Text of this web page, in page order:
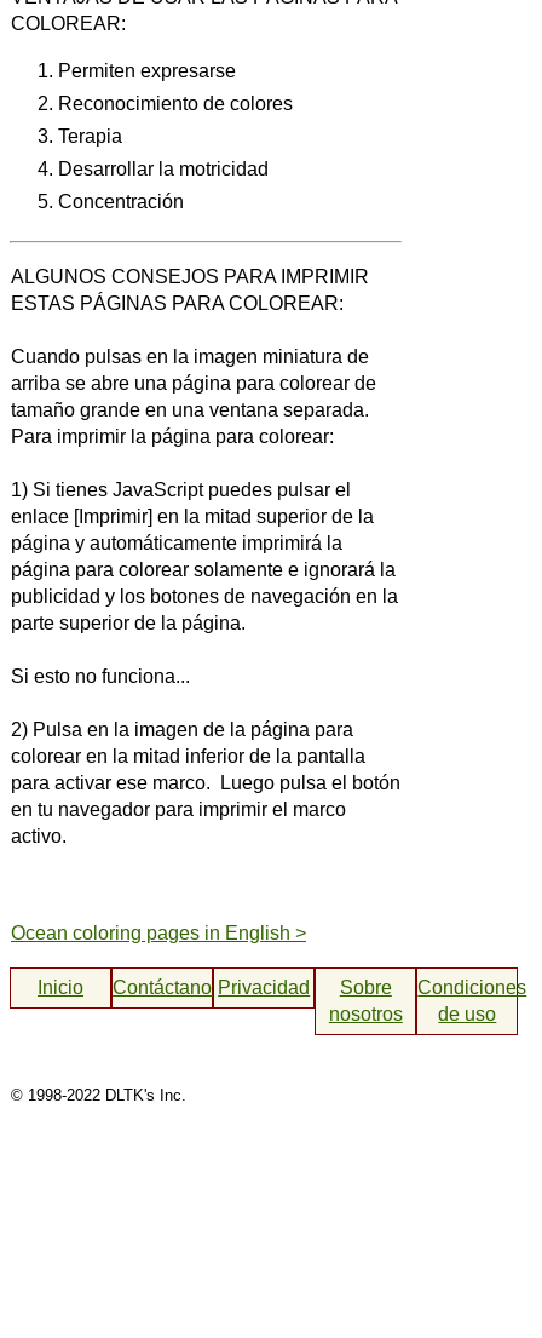
COLOREAR:
Permiten expresarse
Reconocimiento de colores
Terapia
Desarrollar la motricidad
Concentración
ALGUNOS CONSEJOS PARA IMPRIMIR
ESTAS PÁGINAS PARA COLOREAR:
Cuando pulsas en la imagen miniatura de
arriba se abre una página para colorear de
tamaño grande en una ventana separada.
Para imprimir la página para colorear:
1) Si tienes JavaScript puedes pulsar el
enlace [Imprimir] en la mitad superior de la
página y automáticamente imprimirá la
página para colorear solamente e ignorará la
publicidad y los botones de navegación en la
parte superior de la página.
Si esto no funciona...
2) Pulsa en la imagen de la página para
colorear en la mitad inferior de la pantalla
para activar ese marco. Luego pulsa el botón
en tu navegador para imprimir el marco
activo.
Ocean coloring pages in English >
Inicio ContáctanosPrivacidad
Sobre
nosotros
Condiciones
de uso
© 1998-2022 DLTK's Inc.